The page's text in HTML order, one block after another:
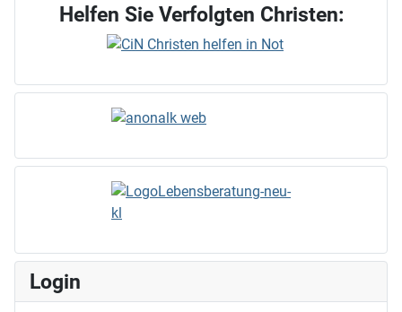
Helfen Sie Verfolgten Christen:
Login